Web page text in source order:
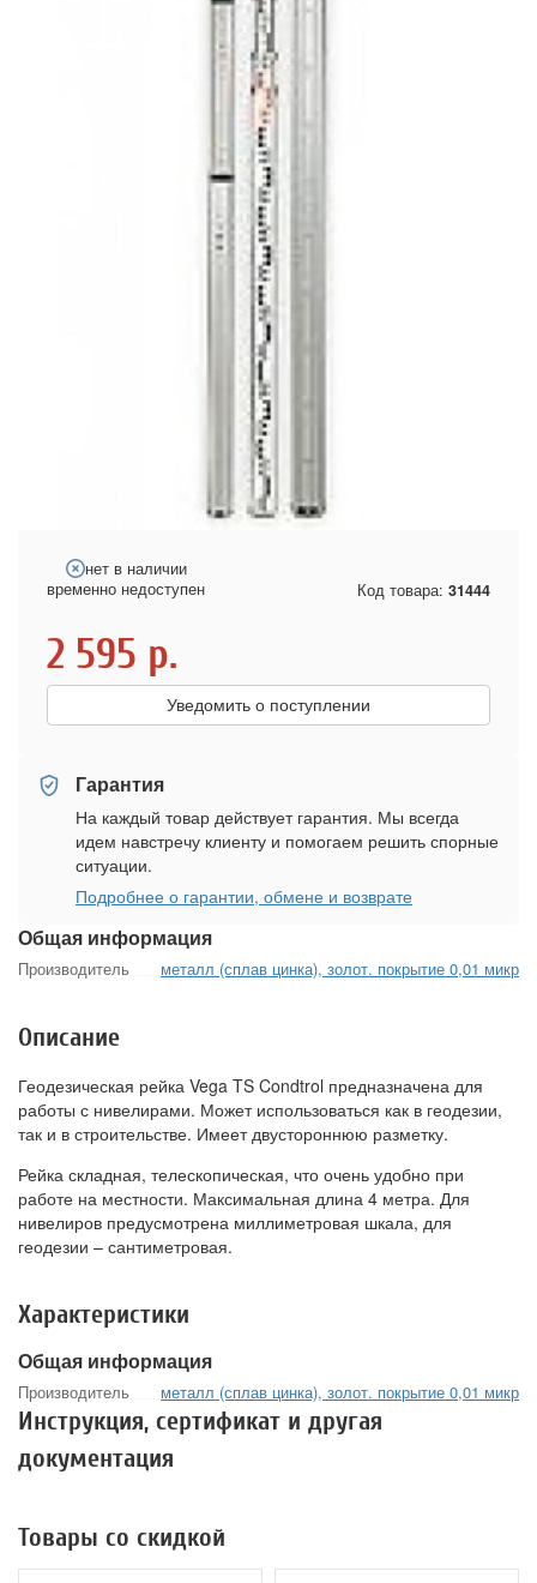
Общая информация
Производитель металл (сплав цинка), золот. покрытие 0,01 микр
нет в наличии
временно недоступен
Код товара: 31444
2 595 р.
Уведомить о поступлении
Гарантия
На каждый товар действует гарантия. Мы всегда
идем навстречу клиенту и помогаем решить спорные
ситуации.
Подробнее о гарантии, обмене и возврате
Описание
Геодезическая рейка Vega TS Condtrol предназначена для
работы с нивелирами. Может использоваться как в геодезии,
так и в строительстве. Имеет двустороннюю разметку.
Рейка складная, телескопическая, что очень удобно при
работе на местности. Максимальная длина 4 метра. Для
нивелиров предусмотрена миллиметровая шкала, для
геодезии – сантиметровая.
Характеристики
Общая информация
Производитель металл (сплав цинка), золот. покрытие 0,01 микр
Инструкция, сертификат и другая
документация
Товары со скидкой